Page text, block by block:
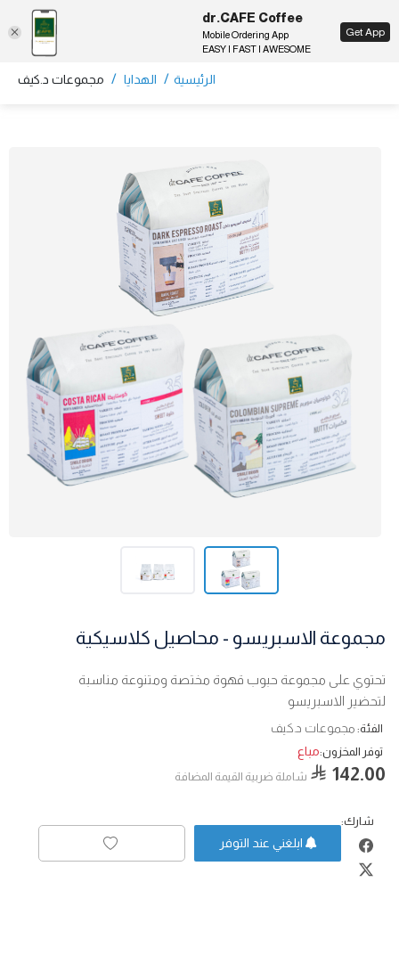
EN
الرئيسية / الهدايا / مجموعات د.كيف
مجموعة الاسبريسو - محاصيل كلاسيكية
تحتوي على مجموعة حبوب قهوة مختصة ومتنوعة مناسبة
لتحضير الاسبريسو
الفئة: مجموعات د.كيف
توفر المخزون:مباع
142.00 شاملة ضربية القيمة المضافة
شارك:
dr.CAFE Coffee
Mobile Ordering App
EASY | FAST | AWESOME
Get App